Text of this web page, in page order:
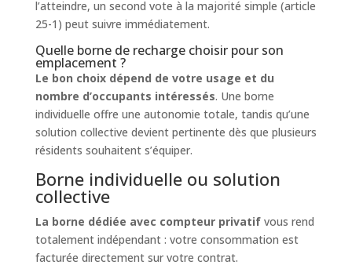
l’atteindre, un second vote à la majorité simple (article
25-1) peut suivre immédiatement.
Quelle borne de recharge choisir pour son
emplacement ?
Le bon choix dépend de votre usage et du
nombre d’occupants intéressés. Une borne
individuelle offre une autonomie totale, tandis qu’une
solution collective devient pertinente dès que plusieurs
résidents souhaitent s’équiper.
Borne individuelle ou solution
collective
La borne dédiée avec compteur privatifvous rend
totalement indépendant : votre consommation est
facturée directement sur votre contrat.